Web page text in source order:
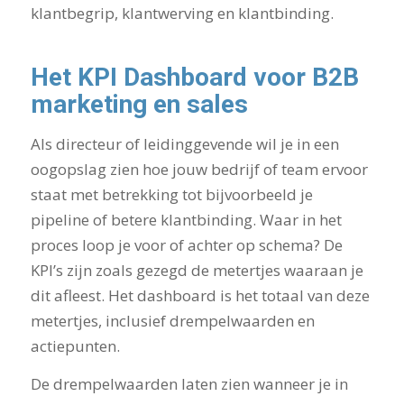
klantbegrip, klantwerving en klantbinding.
Het KPI Dashboard voor B2B
marketing en sales
Als directeur of leidinggevende wil je in een
oogopslag zien hoe jouw bedrijf of team ervoor
staat met betrekking tot bijvoorbeeld je
pipeline of betere klantbinding. Waar in het
proces loop je voor of achter op schema? De
KPI’s zijn zoals gezegd de metertjes waaraan je
dit afleest. Het dashboard is het totaal van deze
metertjes, inclusief drempelwaarden en
actiepunten.
De drempelwaarden laten zien wanneer je in